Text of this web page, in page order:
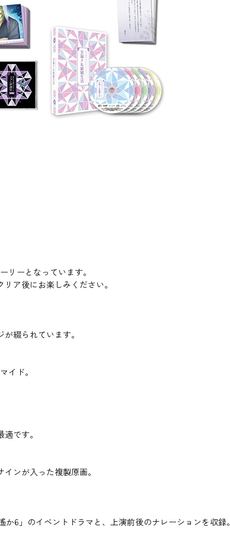
ーとなっています。
ア後にお楽しみください。
綴られています。
イド。
です。
ンが入った複製原画。
6」のイベントドラマと、上演前後のナレーションを収録。